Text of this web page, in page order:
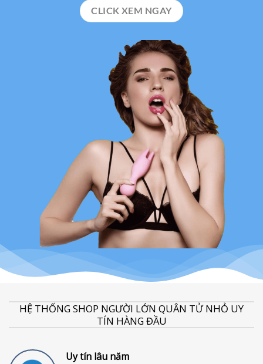
CLICK XEM NGAY
HỆ THỐNG SHOP NGƯỜI LỚN QUÂN TỬ NHỎ UY
TÍN HÀNG ĐẦU
Uy tín lâu năm